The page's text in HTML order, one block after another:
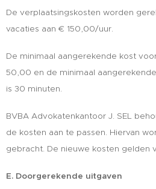
De verplaatsingskosten worden
vacaties aan € 150,00/uur.
De minimaal aangerekende kost
50,00 en de minimaal
is 30 minuten.
BVBA Advokatenkantoor J. SEL
de kosten aan te passen. Hiervan
gebracht. De nieuwe kosten gelden
E. Doorgerekende uitgaven